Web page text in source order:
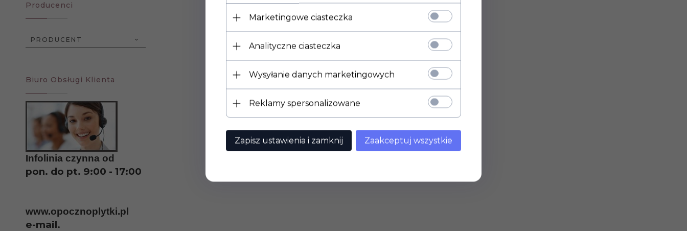
Producenci
PRODUCENT
Biuro Obsługi Klienta
Infolinia czynna od
pon. do pt. 9:00 - 17:00
www.opocznoplytki.pl
e-mail.
Marketingowe ciasteczka
Analityczne ciasteczka
Wysyłanie danych marketingowych
Reklamy spersonalizowane
Zapisz ustawienia i zamknij Zaakceptuj wszystkie